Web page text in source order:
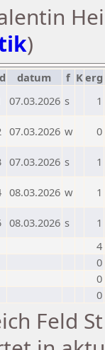
)
datum f Kerg
07.03.2026 s 1
07.03.2026 w 0
07.03.2026 s 1
08.03.2026 w 1
08.03.2026 s
1
4
0
0
0
Feld